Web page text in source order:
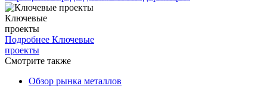
Ключевые
проекты
Подробнее Ключевые
проекты
Смотрите также
Обзор рынка металлов